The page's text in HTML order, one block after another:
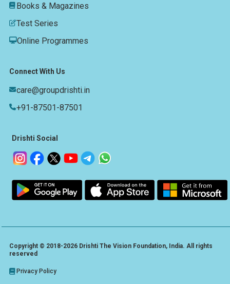
Books & Magazines
Test Series
Online Programmes
Connect With Us
care@groupdrishti.in
+91-87501-87501
Drishti Social
Copyright © 2018-2026 Drishti The Vision Foundation, India. All rights
reserved
Privacy Policy